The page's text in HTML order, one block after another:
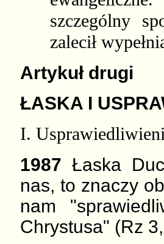
szczególny
zalecił
Artykuł drugi
ŁASKA I
I.
1987 Łaska
nas, to znaczy
nam
Chrystusa" (Rz